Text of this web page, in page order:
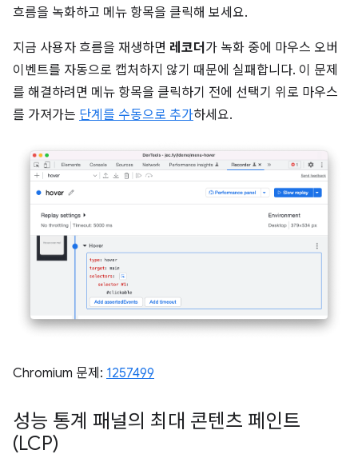
흐름을 녹화하고 메뉴 항목을 클릭해 보세요.
지금 사용자 흐름을 재생하면 레코더 가 녹화 중에 마우스 오버
이벤트를 자동으로 캡처하지 않기 때문에 실패합니다. 이 문제
를 해결하려면 메뉴 항목을 클릭하기 전에 선택기 위로 마우스
를 가져가는 단계를 수동으로 추가하세요.
Chromium 문제: 1257499
성능 통계 패널의 최대 콘텐츠 페인트
(LCP)